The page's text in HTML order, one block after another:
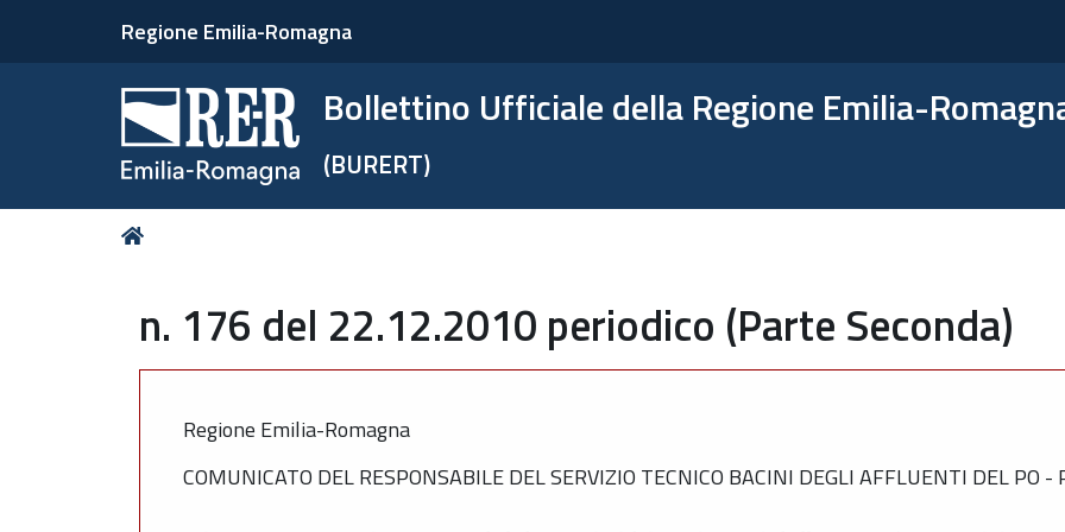
Regione Emilia-Romagna
Bollettino Ufficiale della Regione Emilia-
(BURERT)
Tu
n. 176 del 22.12.2010 periodico (Parte Seconda)
Regione Emilia-Romagna
COMUNICATO DEL RESPONSABILE DEL SERVIZIO TECNICO BACINI DEGLI AFFLUENTI DEL PO -